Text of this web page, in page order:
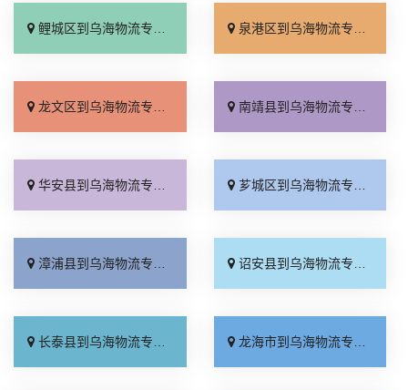
鲤城区到乌海物流专线_一站式托运「高效运输」 泉港区到乌海物流专线_多少一方「专业可靠」
龙文区到乌海物流专线_天天发车「零担配货」 南靖县到乌海物流专线_上门提货「价位合理」
华安县到乌海物流专线_费用多少「实时反馈」 芗城区到乌海物流专线_快运有保障「快速响应」
漳浦县到乌海物流专线_省事省心「专业可靠」 诏安县到乌海物流专线_专线查询「合理收费」
长泰县到乌海物流专线_运价实惠「快运有保障」 龙海市到乌海物流专线_高效快运「专业调车」